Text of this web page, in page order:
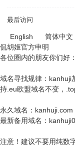
最后访问
English 简体中文
侃胡姬官方申明
各位圈内的朋友你们好：
域名寻找规律：kanhuji
持.eu欧盟域名不变，
永久域名：
最新备用域名：
注意！建议不要用纯数